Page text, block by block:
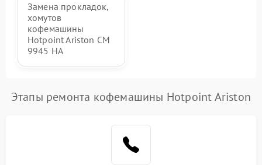
Замена прокладок,
хомутов
кофемашины
Hotpoint Ariston CM
9945 HA
Этапы ремонта кофемашины Hotpoint Ariston